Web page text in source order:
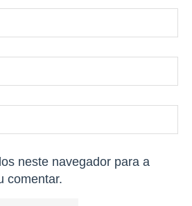
neste navegador para a
comentar.